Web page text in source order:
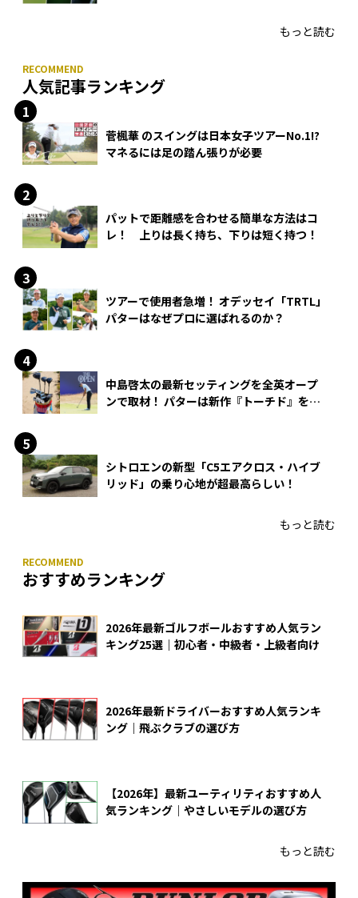
もっと読む
人気記事ランキング
菅楓華 のスイングは日本女子ツアーNo.1!?
マネるには足の踏ん張りが必要
パットで距離感を合わせる簡単な方法はコ
レ！ 上りは長く持ち、下りは短く持つ！
ツアーで使用者急増！ オデッセイ「TRTL」
パターはなぜプロに選ばれるのか？
中島啓太の最新セッティングを全英オープ
ンで取材！ パターは新作『トーチド』を投
シトロエンの新型「C5エアクロス・ハイブ
リッド」の乗り心地が超最高らしい！
もっと読む
おすすめランキング
2026年最新ゴルフボールおすすめ人気ラン
キング25選｜初心者・中級者・上級者向け
2026年最新ドライバーおすすめ人気ランキ
ング｜飛ぶクラブの選び方
【2026年】最新ユーティリティおすすめ人
気ランキング｜やさしいモデルの選び方
もっと読む